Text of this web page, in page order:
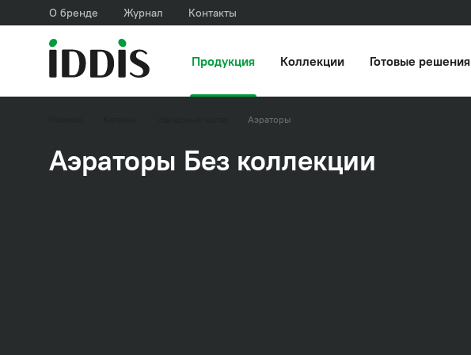
О бренде Журнал Контакты
Продукция Коллекции Готовые решения
Аэраторы
Аэраторы Без коллекции